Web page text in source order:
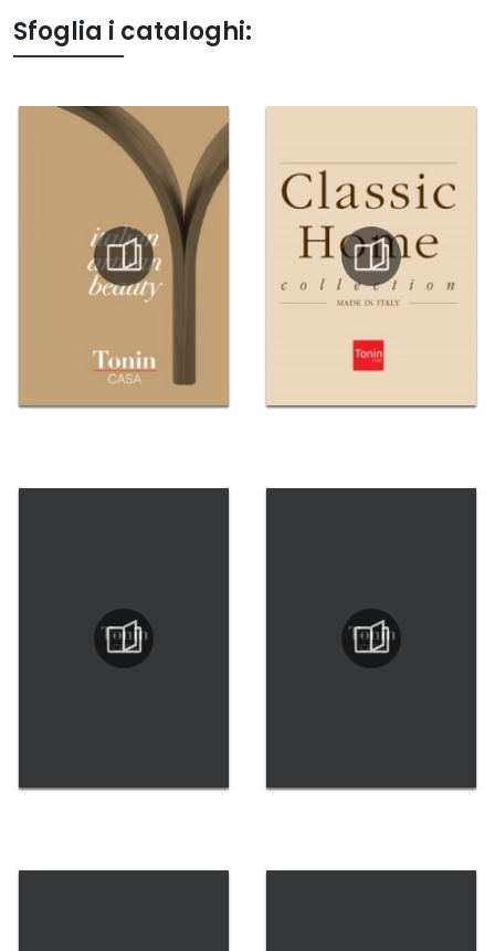
Sfoglia i cataloghi: